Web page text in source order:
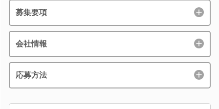
募集要項
会社情報
応募方法